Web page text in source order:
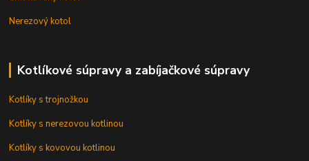
Nerezový kotol
Kotlíkové súpravy a zabíjačkové súpravy
Kotlíky s trojnožkou
Kotlíky s nerezovou kotlinou
Kotlíky s kovovou kotlinou